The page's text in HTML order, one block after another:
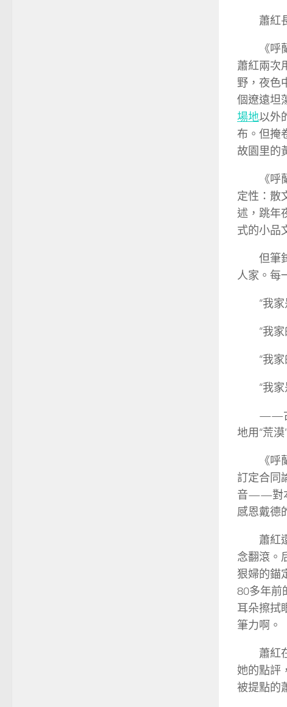
蕭紅
《呼
蕭紅兩次
野，夜色
個遼遠坦
場地以外
布。但掩
故園里的
《
定性：散
述，跳年
式的小品
但筆
人家。每
“我
“我
“我
“我
——古
地用“荒
《
訂定合同
音——對
感恩戴德
蕭紅
念翻滾。
狠婦的錨
80多年前
耳朵擦拭
筆力啊。
蕭紅
她的點評
被提點的